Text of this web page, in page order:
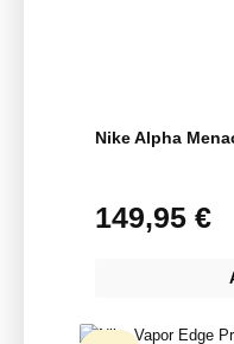
Nike Alpha
Regulärer Preis:
149,95 €